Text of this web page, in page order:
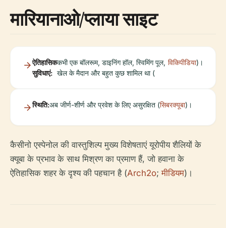
मारियानाओ/प्लाया साइट
ऐतिहासिक
सुविधाएं:
कभी एक बॉलरूम, डाइनिंग हॉल, स्विमिंग पूल,
खेल के मैदान और बहुत कुछ शामिल था (
विकिपीडिया)।
स्थिति:अब जीर्ण-शीर्ण और प्रवेश के लिए असुरक्षित (सिबरक्यूबा)।
कैसीनो एस्पेनोल की वास्तुशिल्प मुख्य विशेषताएं यूरोपीय शैलियों के
क्यूबा के प्रभाव के साथ मिश्रण का प्रमाण हैं, जो हवाना के
ऐतिहासिक शहर के दृश्य की पहचान है (Arch2o;मीडियम)।